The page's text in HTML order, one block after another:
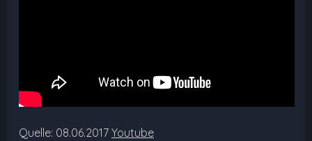
Quelle: 08.06.2017 Youtube